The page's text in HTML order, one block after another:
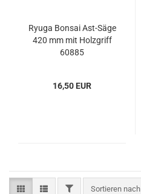
Ryuga Bonsai Ast-Säge
420 mm mit Holzgriff
60885
16,50 EUR
FILTERSortieren nach
Sortieren nach